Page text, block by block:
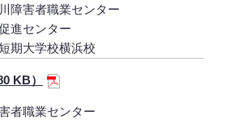
障害者職業センター
進センター
期大学校横浜校
KB）
者職業センター